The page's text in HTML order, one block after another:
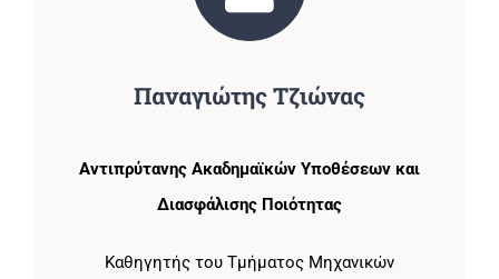
Παναγιώτης Τζιώνας
Αντιπρύτανης Ακαδημαϊκών Υποθέσεων και
Διασφάλισης Ποιότητας
Καθηγητής του Τμήματος Μηχανικών